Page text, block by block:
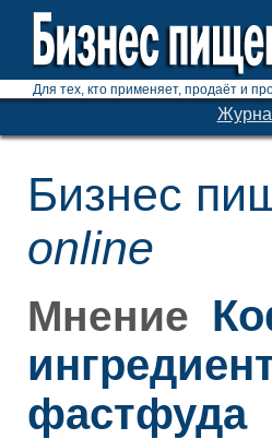
Для тех, кто применяет, продаёт и
Бизнес
online
Мнение
фастфуда